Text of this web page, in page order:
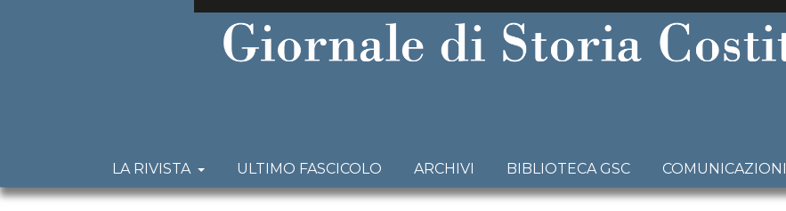
LA RIVISTA ULTIMO FASCICOLO ARCHIVI BIBLIOTECA GSC COMUNICAZIONI